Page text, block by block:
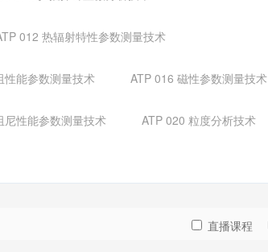
012 热辐射特性参数测量技术
性能参数测量技术 ATP 016 磁性参数测量技术
尼性能参数测量技术 ATP 020 粒度分析技术
直播课程